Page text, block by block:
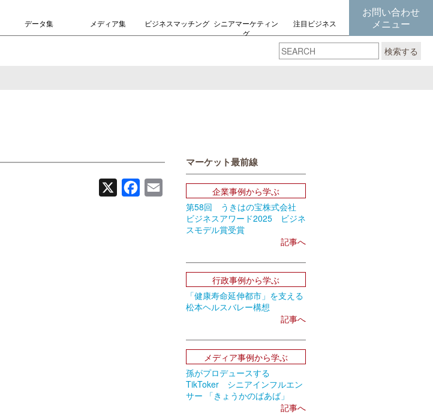
データ集 メディア集 ビジネスマッチング シニアマーケティン
グ
注目ビジネス
お問い合わせ
メニュー
検索する
FacebookEmail
マーケット最前線
企業事例から学ぶ
第58回 うきはの宝株式会社
ビジネスアワード2025 ビジネ
スモデル賞受賞
記事へ
行政事例から学ぶ
「健康寿命延伸都市」を支える
松本ヘルスバレー構想
記事へ
メディア事例から学ぶ
孫がプロデュースする
TikToker シニアインフルエン
サー 「きょうかのばあば」
記事へ